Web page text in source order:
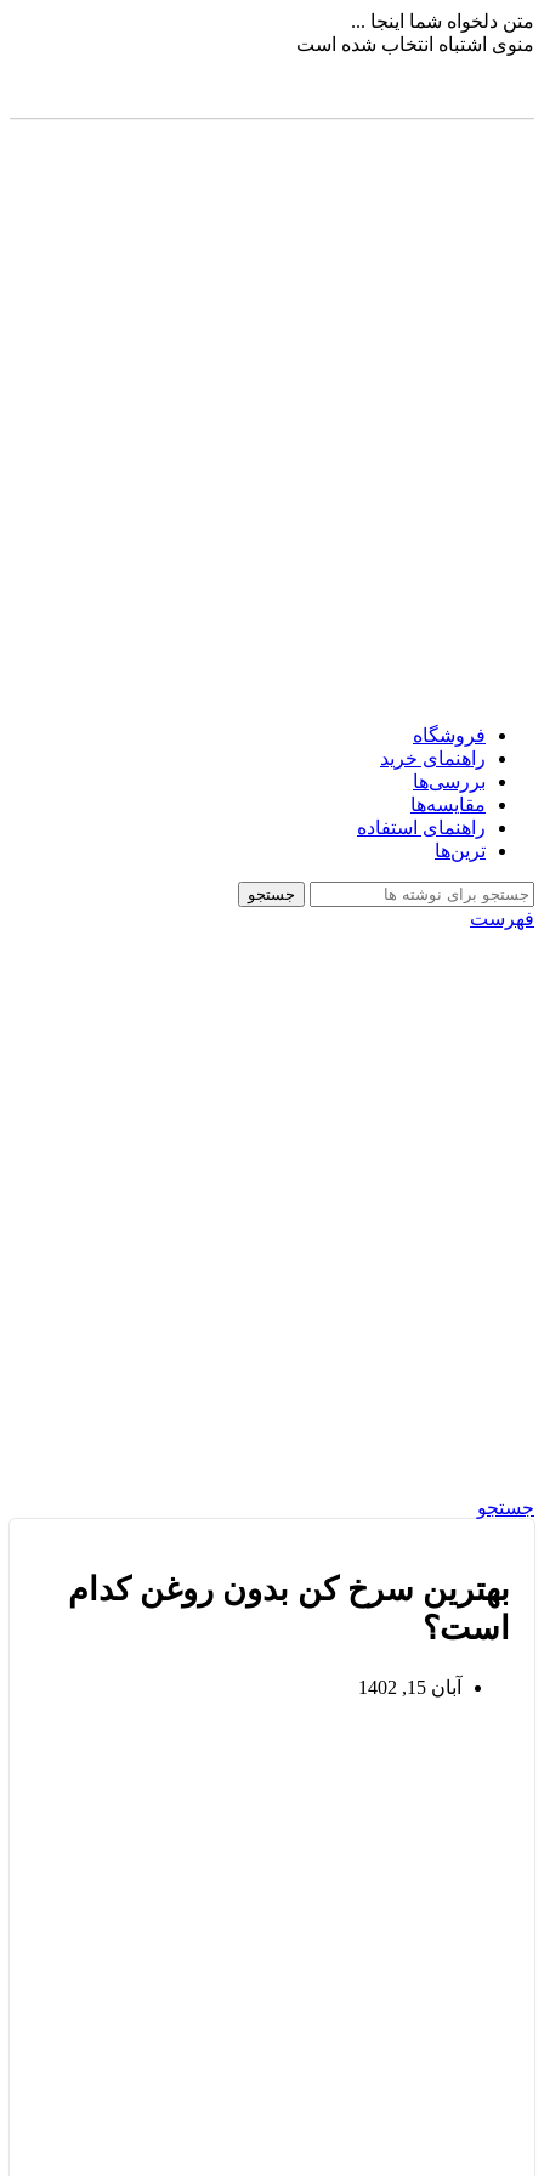
متن دلخواه شما اینجا ...
منوی اشتباه انتخاب شده است
فروشگاه
راهنمای خرید
بررسی‌ها
مقایسه‌ها
راهنمای استفاده
ترین‌ها
جستجو
فهرست
جستجو
بهترین سرخ کن بدون روغن کدام
است؟
آبان 15, 1402